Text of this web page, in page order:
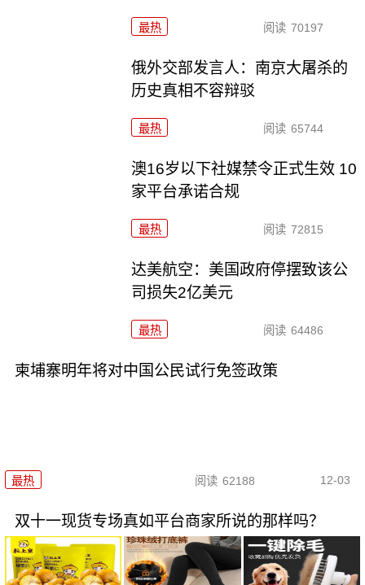
最热 阅读 70197
俄外交部发言人：南京大屠杀的
历史真相不容辩驳
最热 阅读 65744
澳16岁以下社媒禁令正式生效 10
家平台承诺合规
最热 阅读 72815
达美航空：美国政府停摆致该公
司损失2亿美元
最热 阅读 64486
柬埔寨明年将对中国公民试行免签政策
最热 阅读 62188 12-03
双十一现货专场真如平台商家所说的那样吗？